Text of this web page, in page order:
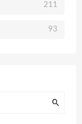
211
93